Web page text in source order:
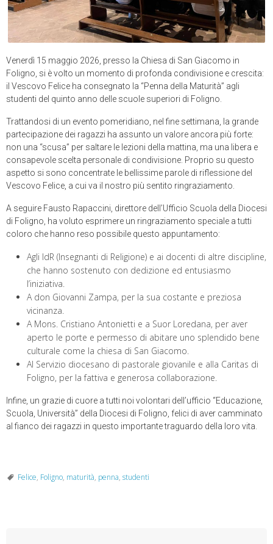
Venerdì 15 maggio 2026, presso la Chiesa di San Giacomo in
Foligno, si è volto un momento di profonda condivisione e crescita:
il Vescovo Felice ha consegnato la “Penna della Maturità” agli
studenti del quinto anno delle scuole superiori di Foligno.
Trattandosi di un evento pomeridiano, nel fine settimana, la grande
partecipazione dei ragazzi ha assunto un valore ancora più forte:
non una “scusa” per saltare le lezioni della mattina, ma una libera e
consapevole scelta personale di condivisione. Proprio su questo
aspetto si sono concentrate le bellissime parole di riflessione del
Vescovo Felice, a cui va il nostro più sentito ringraziamento.
A seguire Fausto Rapaccini, direttore dell’Ufficio Scuola della Diocesi
di Foligno, ha voluto esprimere un ringraziamento speciale a tutti
coloro che hanno reso possibile questo appuntamento:
Agli IdR (Insegnanti di Religione) e ai docenti di altre discipline,
che hanno sostenuto con dedizione ed entusiasmo
l’iniziativa.
A don Giovanni Zampa, per la sua costante e preziosa
vicinanza.
A Mons. Cristiano Antonietti e a Suor Loredana, per aver
aperto le porte e permesso di abitare uno splendido bene
culturale come la chiesa di San Giacomo.
Al Servizio diocesano di pastorale giovanile e alla Caritas di
Foligno, per la fattiva e generosa collaborazione.
Infine, un grazie di cuore a tutti noi volontari dell’ufficio “Educazione,
Scuola, Università” della Diocesi di Foligno, felici di aver camminato
al fianco dei ragazzi in questo importante traguardo della loro vita.
Felice, Foligno, maturità, penna, studenti